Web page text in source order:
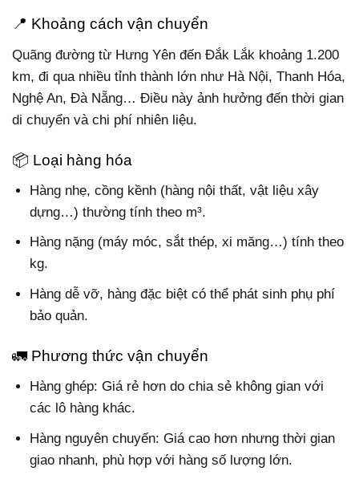
📍 Khoảng cách vận chuyển
Quãng đường từ Hưng Yên đến Đắk Lắk khoảng 1.200
km, đi qua nhiều tỉnh thành lớn như Hà Nội, Thanh Hóa,
Nghệ An, Đà Nẵng… Điều này ảnh hưởng đến thời gian
di chuyển và chi phí nhiên liệu.
📦 Loại hàng hóa
Hàng nhẹ, cồng kềnh (hàng nội thất, vật liệu xây
dựng…) thường tính theo m³.
Hàng nặng (máy móc, sắt thép, xi măng…) tính theo
kg.
Hàng dễ vỡ, hàng đặc biệt có thể phát sinh phụ phí
bảo quản.
🚛 Phương thức vận chuyển
Hàng ghép: Giá rẻ hơn do chia sẻ không gian với
các lô hàng khác.
Hàng nguyên chuyến: Giá cao hơn nhưng thời gian
giao nhanh, phù hợp với hàng số lượng lớn.